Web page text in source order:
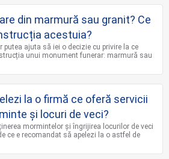
din marmură sau granit? Ce
acestuia?
putea ajuta să iei o decizie cu privire la ce
unui monument funerar: marmură sau
la o firmă ce oferă servicii
și locuri de veci?
mormintelor și îngrijirea locurilor de veci
ce e recomandat să apelezi la o astfel de